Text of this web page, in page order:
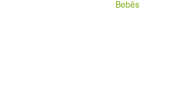
Bebês